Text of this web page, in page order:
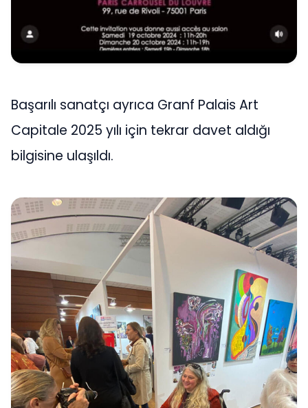
Başarılı sanatçı ayrıca Granf Palais Art
Capitale 2025 yılı için tekrar davet aldığı
bilgisine ulaşıldı.